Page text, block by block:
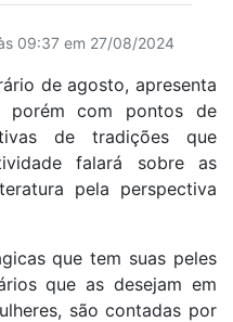
09:37 em 27/08/2024
de agosto, apresenta
porém com pontos de
de tradições que
falará sobre as
pela perspectiva
que tem suas peles
que as desejam em
são contadas por